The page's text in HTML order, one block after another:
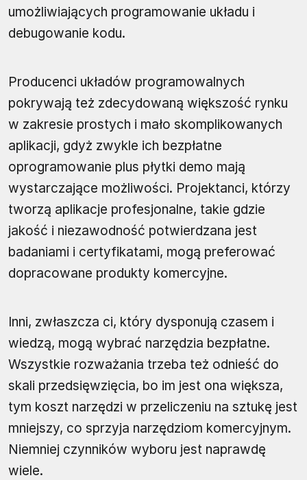
umożliwiających programowanie układu i
debugowanie kodu.
Producenci układów programowalnych
pokrywają też zdecydowaną większość rynku
w zakresie prostych i mało skomplikowanych
aplikacji, gdyż zwykle ich bezpłatne
oprogramowanie plus płytki demo mają
wystarczające możliwości. Projektanci, którzy
tworzą aplikacje profesjonalne, takie gdzie
jakość i niezawodność potwierdzana jest
badaniami i certyfikatami, mogą preferować
dopracowane produkty komercyjne.
Inni, zwłaszcza ci, który dysponują czasem i
wiedzą, mogą wybrać narzędzia bezpłatne.
Wszystkie rozważania trzeba też odnieść do
skali przedsięwzięcia, bo im jest ona większa,
tym koszt narzędzi w przeliczeniu na sztukę jest
mniejszy, co sprzyja narzędziom komercyjnym.
Niemniej czynników wyboru jest naprawdę
wiele.